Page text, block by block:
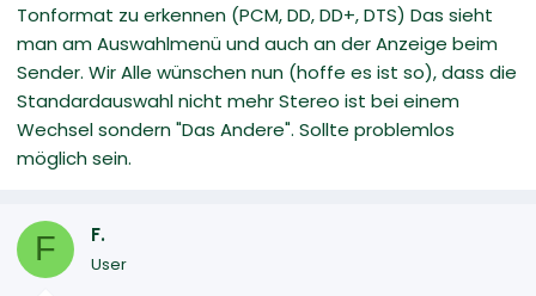
Tonformat zu erkennen (PCM, DD, DD+, DTS) Das sieht
man am Auswahlmenü und auch an der Anzeige beim
Sender. Wir Alle wünschen nun (hoffe es ist so), dass die
Standardauswahl nicht mehr Stereo ist bei einem
Wechsel sondern "Das Andere". Sollte problemlos
möglich sein.
F F.
User